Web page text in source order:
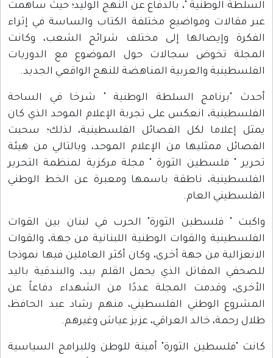
السلطة الوطنية "، بالدفاع عن النهج الوليد؛ حيث ساهمت
عبر مقالات ومواضيع مختلفة الكتاب والساسة في إثراء
الفكرة وإيصالها إلى مختلف شرائح الشعب، وكانت
المجلة تخوض سجالات حول الموضوع مع الدوريات
الفلسطينية والعربية المناهضة للنهج الواقعي الجديد.
أحدث "برنامج السلطة الوطنية " شرخا في الساحة
الفلسطينية، انعكس على تجربة الإعلام الموحد الذي كان
يمثل إعلاما لكل الفصائل الفلسطينية، لذلك؛ سحبت
الفصائل ممثليها من الإعلام الموحد، وبالتالي من هيئة
تحرير " فلسطين الثورة " مجلة مركزية لمنظمة التحرير
الفلسطينية، ناطقة باسمها ومعبرة عن الخط الوطني
الفلسطيني العام.
واكبت " فلسطين الثورة" الحرب في لبنان بين القوات
الفلسطينية والقوات الوطنية اللبنانية من جهة، والقوات
الانعزالية من جهة أخرى، وكان أكثر العاملين فيها نموذجا
للصحفي المقاتل الذي يحمل القلم بيد، والبندقية باليد
الأخرى، وقدمت المجلة عددًا من الشهداء دفاعاً عن
المشروع الوطني الفلسطيني، منهم رشاد عبد الحافظ،
طلال رحمة، خالد العراقي، عزيز عياش وغيرهم.
كانت "فلسطين الثورة" أمينة للوطن وللبرامج السياسية